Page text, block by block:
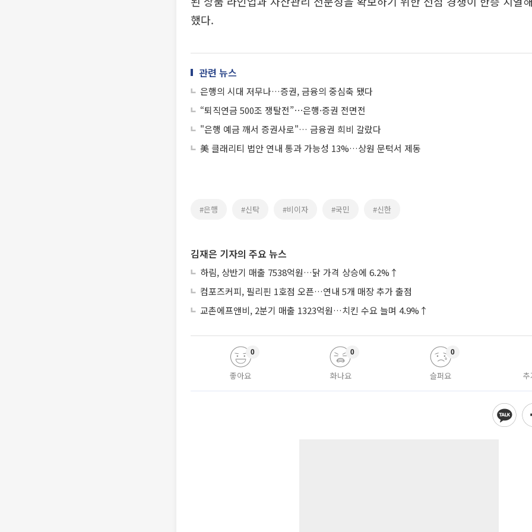
했다.
관련 뉴스
은행의 시대 저무나…증권, 금융의 중심축 됐다
“퇴직연금 500조 쟁탈전”⋯은행·증권 전면전
"은행 예금 깨서 증권사로"… 금융권 희비 갈랐다
美 클래리티 법안 연내 통과 가능성 13%…상원 문턱서 제동
#은행 #신탁 #비이자 #국민 #신한
김재은 기자의 주요 뉴스
하림, 상반기 매출 7538억원…닭 가격 상승에 6.2%↑
컴포즈커피, 필리핀 1호점 오픈…연내 5개 매장 추가 출점
교촌에프앤비, 2분기 매출 1323억원…치킨 수요 늘며 4.9%↑
좋아요
0
화나요
0
슬퍼요
0